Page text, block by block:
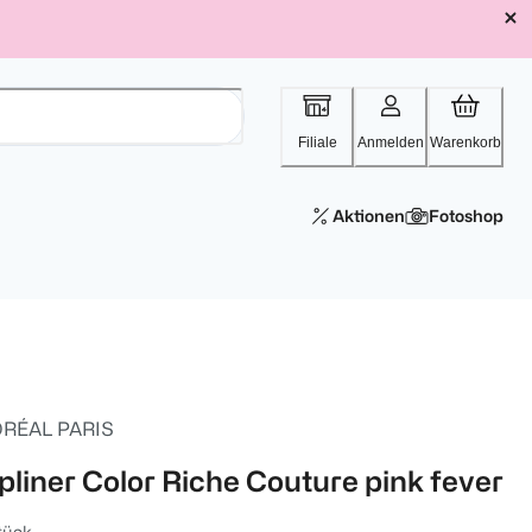
Filiale Anmelden Warenkorb
Aktionen Fotoshop
PARIS
Color Riche Couture pink fever